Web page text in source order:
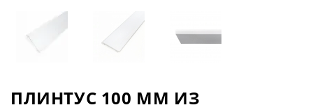
ПЛИНТУС 100 ММ ИЗ